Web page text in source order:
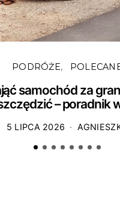
PODRÓŻE
samochód za
– poradnik
5 LIPCA 2026